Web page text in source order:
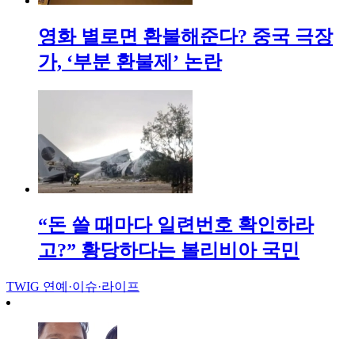
영화 별로면 환불해준다? 중국 극장
가, ‘부분 환불제’ 논란
“돈 쓸 때마다 일련번호 확인하라
고?” 황당하다는 볼리비아 국민
TWIG 연예·이슈·라이프